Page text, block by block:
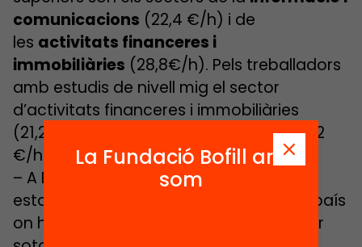
comunicacions (22,4 €/h) i de
les activitats financeres i
immobiliàries (28,8€/h). Pels treballadors
amb estudis de nivell mig el sector
d’activitats financeres i immobiliàries
(21,2€/h) i l’
administració pública(20,2
€/h).
– A Espanya, un 27% dels treballadors
estan
. Espanya és el 4t país
on hi ha més sobreeducació, només per
La Fundació Bofill ara
som